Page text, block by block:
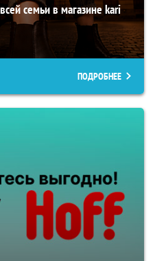
семьи в магазине kari
ПОДРОБНЕЕ